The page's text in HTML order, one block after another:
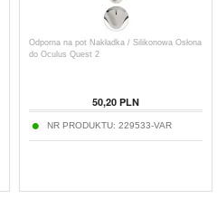
Odporna na pot Nakładka / Silikonowa Osłona
do Oculus Quest 2
50,20 PLN
NR PRODUKTU: 229533-VAR